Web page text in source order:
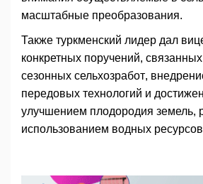
масштабные преобразования.
Также туркменский лидер дал
конкретных поручений,
сезонных сельхозработ,
передовых технологий и
улучшением плодородия земель,
использованием водных